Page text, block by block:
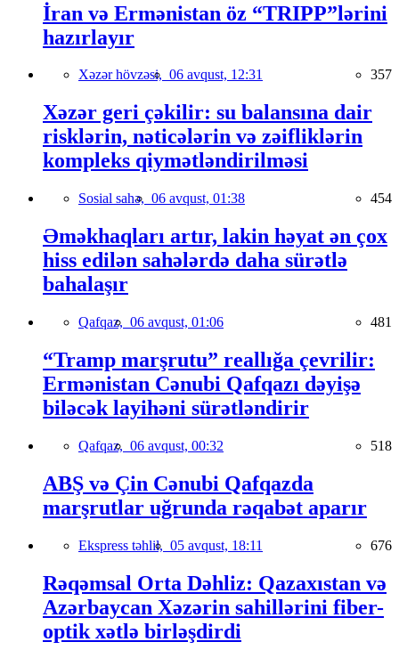
İran və Ermənistan öz “TRIPP”lərini
hazırlayır
Xəzər hövzəsi, 06 avqust, 12:31 357
Xəzər geri çəkilir: su balansına dair
risklərin, nəticələrin və zəifliklərin
kompleks qiymətləndirilməsi
Sosial sahə, 06 avqust, 01:38 454
Əməkhaqları artır, lakin həyat ən çox
hiss edilən sahələrdə daha sürətlə
bahalaşır
Qafqaz, 06 avqust, 01:06 481
“Tramp marşrutu” reallığa çevrilir:
Ermənistan Cənubi Qafqazı dəyişə
biləcək layihəni sürətləndirir
Qafqaz, 06 avqust, 00:32 518
ABŞ və Çin Cənubi Qafqazda
marşrutlar uğrunda rəqabət aparır
Ekspress təhlil, 05 avqust, 18:11 676
Rəqəmsal Orta Dəhliz: Qazaxıstan və
Azərbaycan Xəzərin sahillərini fiber-
optik xətlə birləşdirdi